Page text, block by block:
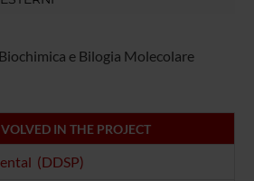
e Bilogia Molecolare
IN THE PROJECT
(DDSP)